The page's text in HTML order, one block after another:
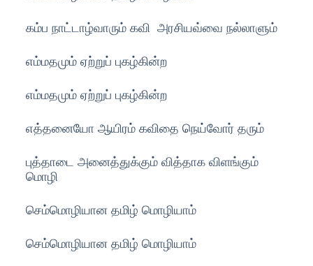
கம்ப நாட்டாழ்வாரும் கவி அரசியவ்வை நல்லாளும்
எம்மதமும் ஏற்றுப் புகழ்கின்ற
எம்மதமும் ஏற்றுப் புகழ்கின்ற
எத்தனையோ ஆயிரம் கவிதை நெய்வோர் தரும்
புத்தாடை அனைத்துக்கும் வித்தாக விளங்கும்
மொழி
செம்மொழியான தமிழ் மொழியாம்
செம்மொழியான தமிழ் மொழியாம்